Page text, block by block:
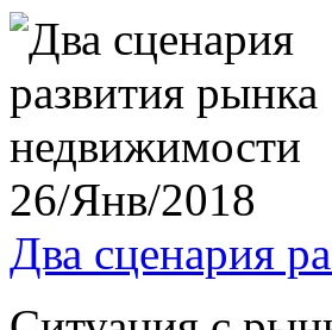
26/Янв/2018
Два сценария